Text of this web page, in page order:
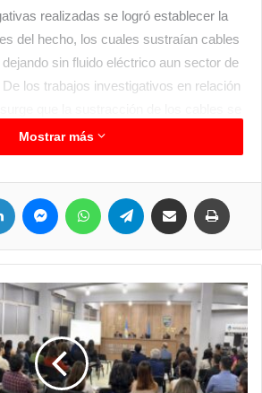
realizadas se logró establecer la
del hecho, los cuales sustraían cables
sin fluido eléctrico aun sector de
los trabajos investigativos en relación
filamentos de cobres para luego
que habrían quemado los cables en
de esta ciudad, donde se hallaron
para la causa.
del día Jueves, personal de la brigada
de dos sujetos de 29 y 25 años de
los autores del mencionado hecho
de su situación legal y
Mostrar más